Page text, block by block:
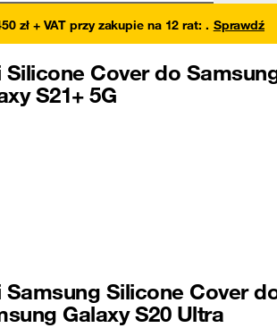
zł + VAT przy zakupie na 12 rat: . Sprawdź
Silicone Cover do
S21+ 5G
Samsung Silicone Cover
Galaxy S20 Ultra